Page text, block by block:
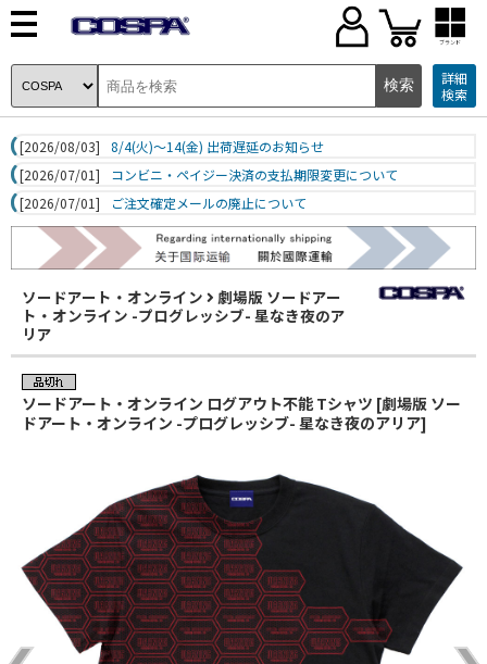
ブランド
詳細
検索
[2026/08/03]
8/4(火)～14(金) 出荷遅延のお知らせ
[2026/07/01]
コンビニ・ペイジー決済の支払期限変更について
[2026/07/01]
ご注文確定メールの廃止について
ソードアート・オンライン
劇場版 ソードアー
ト・オンライン -プログレッシブ- 星なき夜のア
リア
ソードアート・オンライン ログアウト不能 Tシャツ [劇場版 ソー
ドアート・オンライン -プログレッシブ- 星なき夜のアリア]